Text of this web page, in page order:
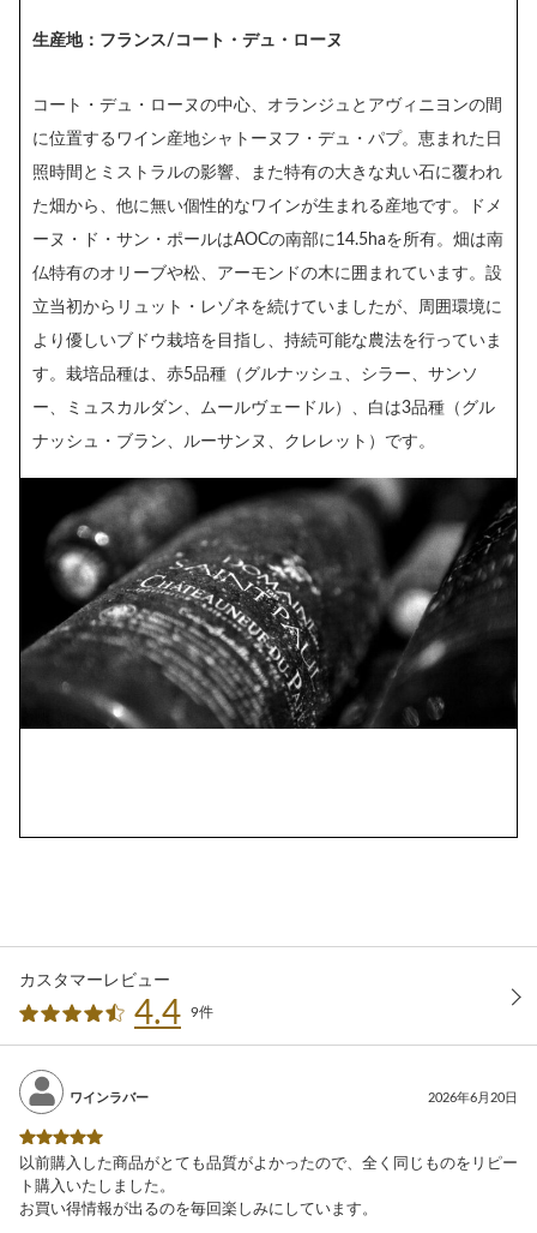
生産地：フランス/コート・デュ・ローヌ
コート・デュ・ローヌの中心、オランジュとアヴィニヨンの間
に位置するワイン産地シャトーヌフ・デュ・パプ。恵まれた日
照時間とミストラルの影響、また特有の大きな丸い石に覆われ
た畑から、他に無い個性的なワインが生まれる産地です。ドメ
ーヌ・ド・サン・ポールはAOCの南部に14.5haを所有。畑は南
仏特有のオリーブや松、アーモンドの木に囲まれています。設
立当初からリュット・レゾネを続けていましたが、周囲環境に
より優しいブドウ栽培を目指し、持続可能な農法を行っていま
す。栽培品種は、赤5品種（グルナッシュ、シラー、サンソ
ー、ミュスカルダン、ムールヴェードル）、白は3品種（グル
ナッシュ・ブラン、ルーサンヌ、クレレット）です。
カスタマーレビュー
4.4 9件
ワインラバー 2026年6月20日
以前購入した商品がとても品質がよかったので、全く同じものをリピー
ト購入いたしました。
お買い得情報が出るのを毎回楽しみにしています。